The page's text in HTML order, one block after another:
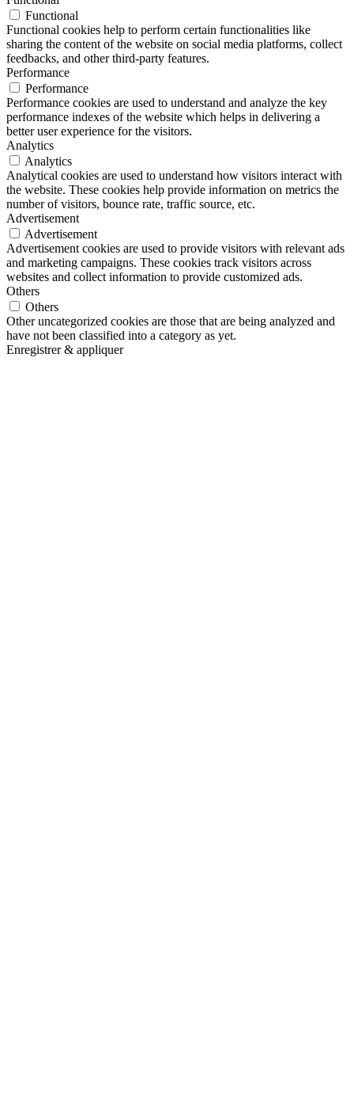
Functional
Functional cookies help to perform certain functionalities like
sharing the content of the website on social media platforms, collect
feedbacks, and other third-party features.
Performance
Performance
Performance cookies are used to understand and analyze the key
performance indexes of the website which helps in delivering a
better user experience for the visitors.
Analytics
Analytics
Analytical cookies are used to understand how visitors interact with
the website. These cookies help provide information on metrics the
number of visitors, bounce rate, traffic source, etc.
Advertisement
Advertisement
Advertisement cookies are used to provide visitors with relevant ads
and marketing campaigns. These cookies track visitors across
websites and collect information to provide customized ads.
Others
Others
Other uncategorized cookies are those that are being analyzed and
have not been classified into a category as yet.
Enregistrer & appliquer